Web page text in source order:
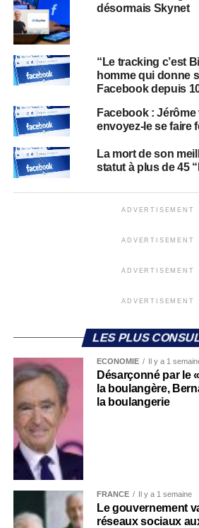
désormais Skynet
“Le tracking c’est
homme qui donne
Facebook depuis
Facebook :
envoyez-le se faire
La mort de son
statut à plus de 45
ADVERTISEMENT
ADVERTISEMENT
ADVERTISEMENT
ADVERTISEMENT
LES PLUS
ECONOMIE Il y a 1
Désarçonné par le
la boulangère,
la boulangerie
FRANCE Il y a 1 semaine
Le gouvernement
réseaux sociaux